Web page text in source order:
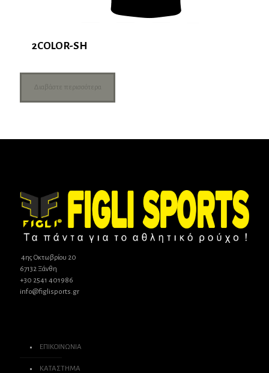
2COLOR-SH
Διαβάστε περισσότερα
4ης Οκτωβρίου 20
67132 Ξάνθη
+30 2541 401986
info@figlisports.gr
ΕΠΙΚΟΙΝΩΝΙΑ
ΚΑΤΑΣΤΗΜΑ